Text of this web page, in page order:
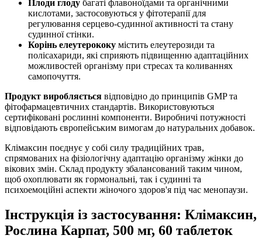
Плоди глоду багаті флавоноїдами та органічними
кислотами, застосовуються у фітотерапії для
регулювання серцево-судинної активності та стану
судинної стінки.
Корінь елеутерококу містить елеутерозиди та
полісахариди, які сприяють підвищенню адаптаційних
можливостей організму при стресах та коливаннях
самопочуття.
Продукт виробляється відповідно до принципів GMP та
фітофармацевтичних стандартів. Використовуються
сертифіковані рослинні компоненти. Виробничі потужності
відповідають європейським вимогам до натуральних добавок.
Клімаксин поєднує у собі силу традиційних трав,
спрямованих на фізіологічну адаптацію організму жінки до
вікових змін. Склад продукту збалансований таким чином,
щоб охоплювати як гормональні, так і судинні та
психоемоційні аспекти жіночого здоров'я під час менопаузи.
Інструкція із застосування: Клімаксин,
Рослина Карпат, 500 мг, 60 таблеток